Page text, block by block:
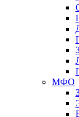
МФО